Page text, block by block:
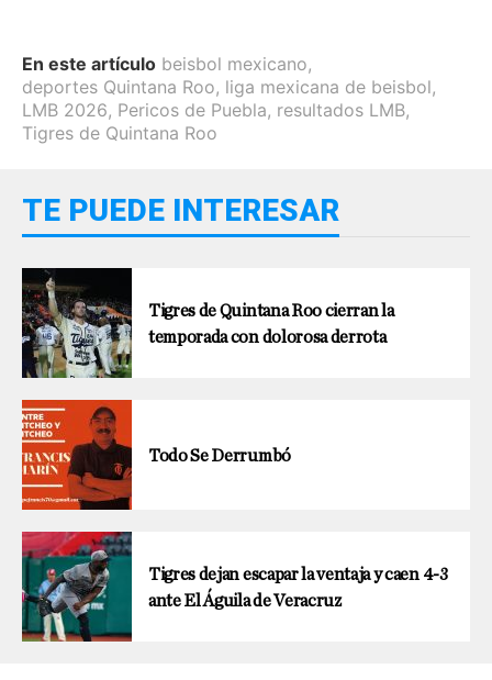
En este artículo beisbol mexicano,
deportes Quintana Roo, liga mexicana de beisbol,
LMB 2026, Pericos de Puebla, resultados LMB,
Tigres de Quintana Roo
TE PUEDE INTERESAR
Tigres de Quintana Roo cierran la
temporada con dolorosa derrota
Todo Se Derrumbó
Tigres dejan escapar la ventaja y caen 4-3
ante El Águila de Veracruz